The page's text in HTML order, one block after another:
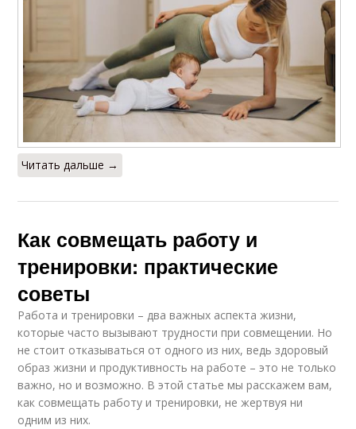
Читать дальше →
Как совмещать работу и
тренировки: практические
советы
Работа и тренировки – два важных аспекта жизни,
которые часто вызывают трудности при совмещении. Но
не стоит отказываться от одного из них, ведь здоровый
образ жизни и продуктивность на работе – это не только
важно, но и возможно. В этой статье мы расскажем вам,
как совмещать работу и тренировки, не жертвуя ни
одним из них.